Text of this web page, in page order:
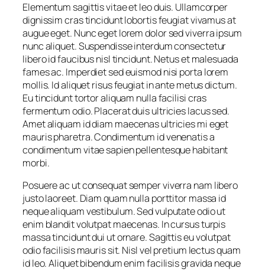
Elementum sagittis vitae et leo duis. Ullamcorper
dignissim cras tincidunt lobortis feugiat vivamus at
augue eget. Nunc eget lorem dolor sed viverra ipsum
nunc aliquet. Suspendisse interdum consectetur
libero id faucibus nisl tincidunt. Netus et malesuada
fames ac. Imperdiet sed euismod nisi porta lorem
mollis. Id aliquet risus feugiat in ante metus dictum.
Eu tincidunt tortor aliquam nulla facilisi cras
fermentum odio. Placerat duis ultricies lacus sed.
Amet aliquam id diam maecenas ultricies mi eget
mauris pharetra. Condimentum id venenatis a
condimentum vitae sapien pellentesque habitant
morbi.
Posuere ac ut consequat semper viverra nam libero
justo laoreet. Diam quam nulla porttitor massa id
neque aliquam vestibulum. Sed vulputate odio ut
enim blandit volutpat maecenas. In cursus turpis
massa tincidunt dui ut ornare. Sagittis eu volutpat
odio facilisis mauris sit. Nisl vel pretium lectus quam
id leo. Aliquet bibendum enim facilisis gravida neque